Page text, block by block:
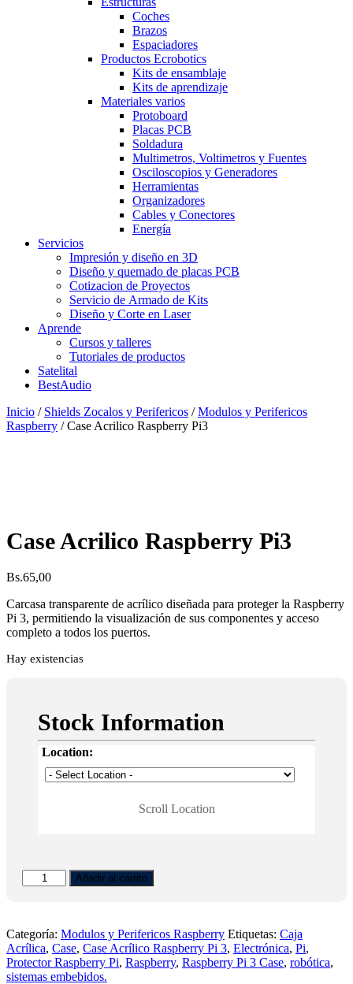
Coches
Brazos
Espaciadores
Productos Ecrobotics
Kits de ensamblaje
Kits de aprendizaje
Materiales varios
Protoboard
Placas PCB
Soldadura
Multimetros, Voltimetros y Fuentes
Osciloscopios y Generadores
Herramientas
Organizadores
Cables y Conectores
Energía
Servicios
Impresión y diseño en 3D
Diseño y quemado de placas PCB
Cotizacion de Proyectos
Servicio de Armado de Kits
Diseño y Corte en Laser
Aprende
Cursos y talleres
Tutoriales de productos
Satelital
BestAudio
Inicio / Shields Zocalos y Perifericos /Modulos y Perifericos
Raspberry / Case Acrilico Raspberry Pi3
Case Acrilico Raspberry Pi3
Bs.65,00
Carcasa transparente de acrílico diseñada para proteger la Raspberry
Pi 3, permitiendo la visualización de sus componentes y acceso
completo a todos los puertos.
Hay existencias
Stock Information
Location:
Scroll Location
Case
Acrilico
cantidad
Añadir al carrito
Categoría: Modulos y Perifericos Raspberry Etiquetas: Caja
Acrílica, Case, Case Acrílico Raspberry Pi 3, Electrónica, Pi,
Protector Raspberry Pi, Raspberry, Raspberry Pi 3 Case, robótica,
sistemas embebidos.